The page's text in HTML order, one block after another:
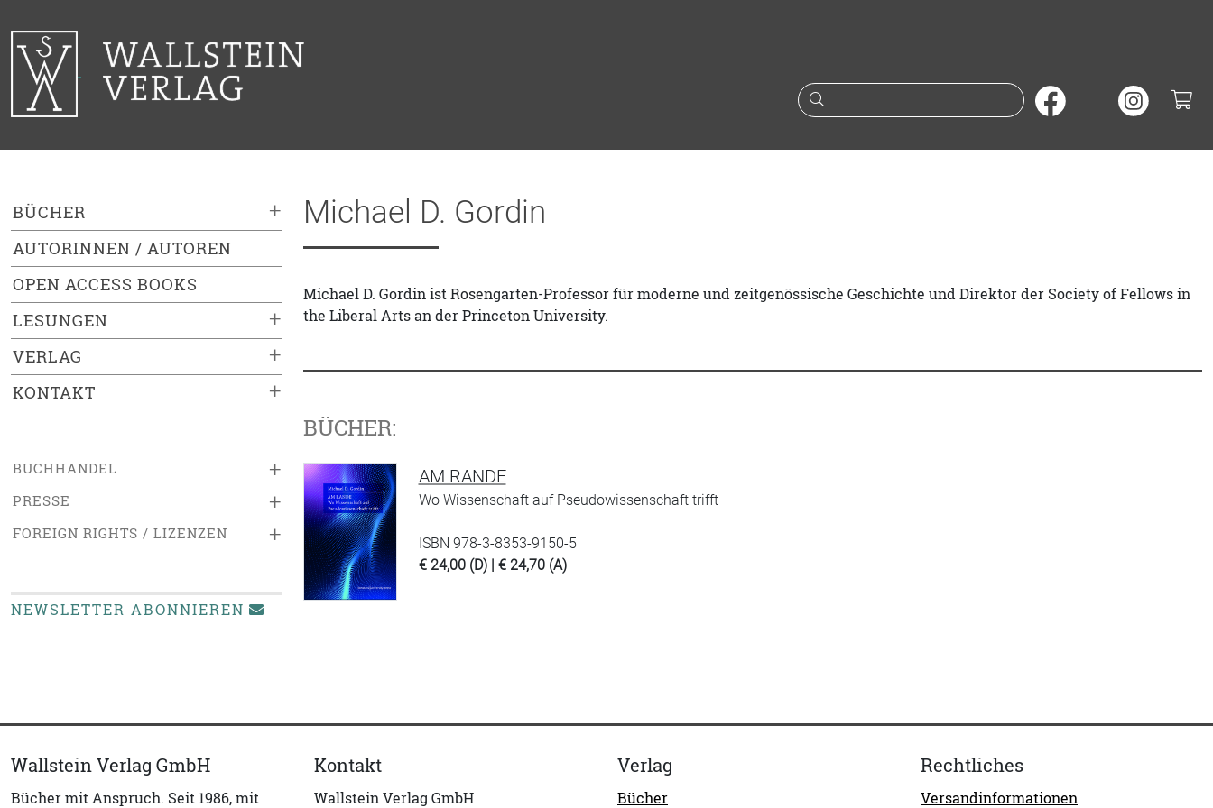
Suche nach Büchern oder
+
BÜCHER
AUTORINNEN / AUTOREN
OPEN ACCESS BOOKS
+
LESUNGEN
+
VERLAG
+
KONTAKT
+
BUCHHANDEL
+
PRESSE
+
FOREIGN RIGHTS / LIZENZEN
NEWSLETTER ABONNIEREN
Michael D. Gordin
Michael D. Gordin ist Rosengarten-Professor für moderne und zeitgenössische Geschichte und Direktor der Society of Fellows in
the Liberal Arts an der Princeton University.
BÜCHER:
AM RANDE
Wo Wissenschaft auf Pseudowissenschaft trifft
ISBN 978-3-8353-9150-5
€ 24,00 (D) | € 24,70 (A)
Wallstein Verlag GmbH
Bücher mit Anspruch. Seit 1986, mit
Kontakt
Wallstein Verlag GmbH
Verlag
Bücher
Rechtliches
Versandinformationen